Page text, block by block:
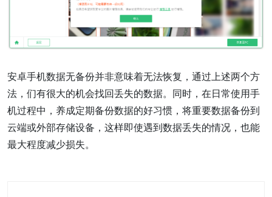
安卓手机数据无备份并非意味着无法恢复，通过上述两个方
法，们有很大的机会找回丢失的数据。同时，在日常使用手
机过程中，养成定期备份数据的好习惯，将重要数据备份到
云端或外部存储设备，这样即使遇到数据丢失的情况，也能
最大程度减少损失。